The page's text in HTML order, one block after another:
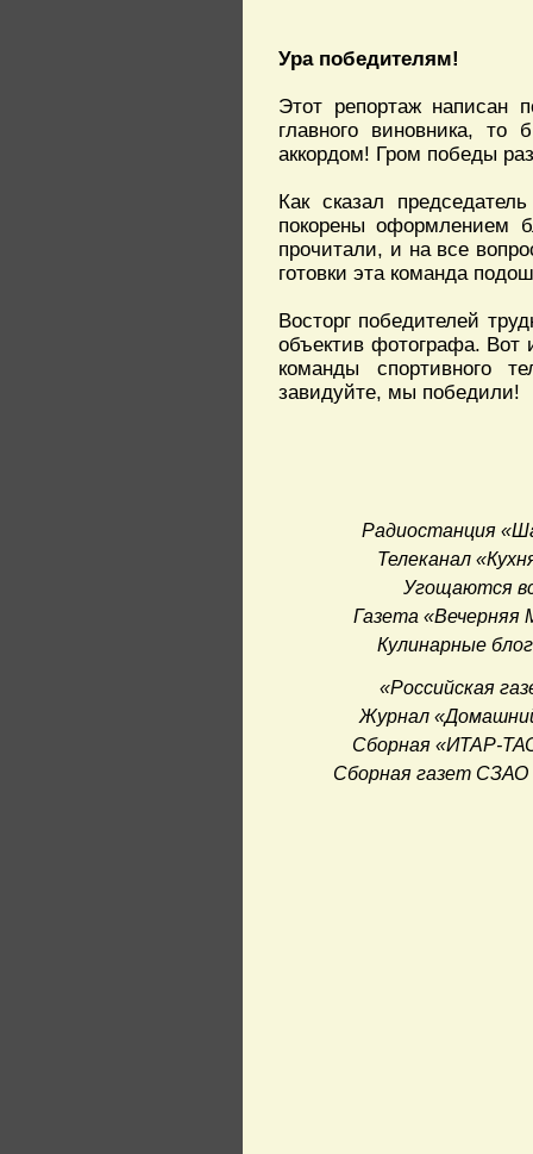
Ура победителям!
Этот репортаж написан
главного виновника,
аккордом! Гром победы
Как сказал
покорены оформлением
прочитали, и на все
готовки эта команда
Восторг победителей
объектив фотографа. Вот
команды спортивного
завидуйте, мы победили!
Радиостанция
Телеканал
Угощаются
Газета «Вечерняя
Кулинарные
«Российская
Журнал
Сборная «ИТАР-
Сборная газет СЗАО